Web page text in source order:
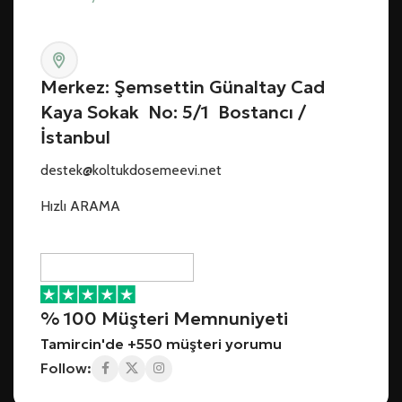
Merkez: Şemsettin Günaltay Cad
Kaya Sokak No: 5/1 Bostancı /
İstanbul
destek@koltukdosemeevi.net
Hızlı ARAMA
% 100 Müşteri Memnuniyeti
Tamircin'de +550 müşteri yorumu
Follow: